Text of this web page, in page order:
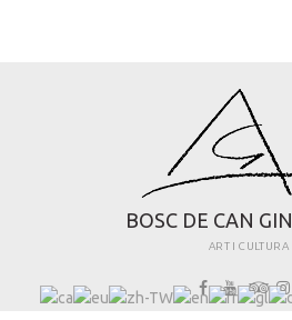
BOSC DE CAN GIN
ART I CULTURA